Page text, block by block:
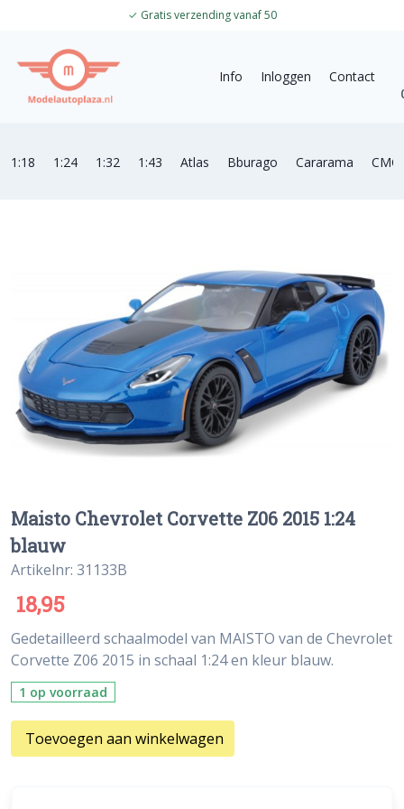
✓ Gratis verzending vanaf 50
Info Inloggen
Contact
1:18 1:24 1:32 1:43 Atlas Bburago Cararama CMC
Maisto Chevrolet Corvette Z06 2015 1:24
blauw
Artikelnr: 31133B
18,95
Gedetailleerd schaalmodel van MAISTO van de Chevrolet
Corvette Z06 2015 in schaal 1:24 en kleur blauw.
1 op voorraad
Toevoegen aan winkelwagen